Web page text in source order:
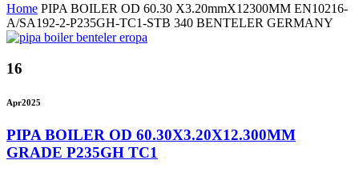
Home PIPA BOILER OD 60.30 X3.20mmX12300MM EN10216-
A/SA192-2-P235GH-TC1-STB 340 BENTELER GERMANY
16
Apr2025
PIPA BOILER OD 60.30X3.20X12.300MM
GRADE P235GH TC1